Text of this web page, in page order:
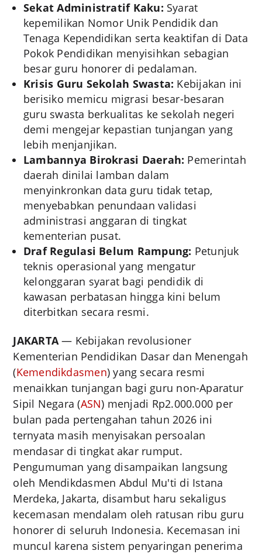
Sekat Administratif Kaku: Syarat
kepemilikan Nomor Unik Pendidik dan
Tenaga Kependidikan serta keaktifan di Data
Pokok Pendidikan menyisihkan sebagian
besar guru honorer di pedalaman.
Krisis Guru Sekolah Swasta: Kebijakan ini
berisiko memicu migrasi besar-besaran
guru swasta berkualitas ke sekolah negeri
demi mengejar kepastian tunjangan yang
lebih menjanjikan.
Lambannya Birokrasi Daerah: Pemerintah
daerah dinilai lamban dalam
menyinkronkan data guru tidak tetap,
menyebabkan penundaan validasi
administrasi anggaran di tingkat
kementerian pusat.
Draf Regulasi Belum Rampung: Petunjuk
teknis operasional yang mengatur
kelonggaran syarat bagi pendidik di
kawasan perbatasan hingga kini belum
diterbitkan secara resmi.
JAKARTA— Kebijakan revolusioner
Kementerian Pendidikan Dasar dan Menengah
(Kemendikdasmen) yang secara resmi
menaikkan tunjangan bagi guru non-Aparatur
Sipil Negara (ASN) menjadi Rp2.000.000 per
bulan pada pertengahan tahun 2026 ini
ternyata masih menyisakan persoalan
mendasar di tingkat akar rumput.
Pengumuman yang disampaikan langsung
oleh Mendikdasmen Abdul Mu'ti di Istana
Merdeka, Jakarta, disambut haru sekaligus
kecemasan mendalam oleh ratusan ribu guru
honorer di seluruh Indonesia. Kecemasan ini
muncul karena sistem penyaringan penerima